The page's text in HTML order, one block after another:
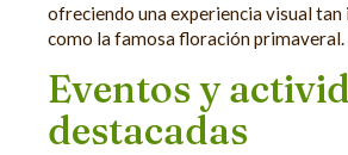
ofreciendo una experiencia visual
como la famosa floración primaveral.
Eventos y
destacadas